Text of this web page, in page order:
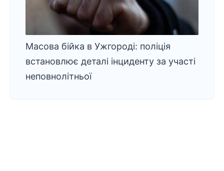
Масова бійка в Ужгороді: поліція
встановлює деталі інциденту за участі
неповнолітньої